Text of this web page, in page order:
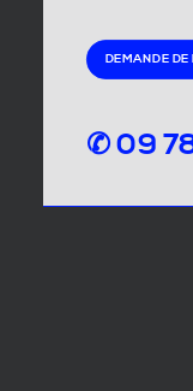
DEMANDE DE
✆ 09